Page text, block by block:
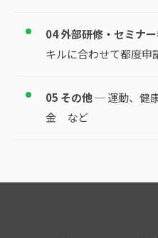
04 外部研修・セミナ
キルに合わせて都度申
05 その他─ 運動、健
金 など